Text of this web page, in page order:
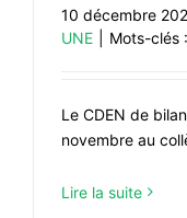
10 décembre
UNE
Mots-clés :
Le CDEN de
novembre au
Lire la suite